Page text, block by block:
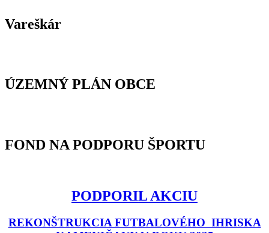
Vareškár
ÚZEMNÝ PLÁN OBCE
FOND NA PODPORU ŠPORTU
PODPORIL AKCIU
REKONŠTRUKCIA FUTBALOVÉHO IHRISKA